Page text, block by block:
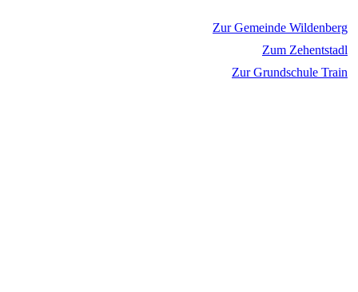
Zur Gemeinde Wildenberg
Zum Zehentstadl
Zur Grundschule Train